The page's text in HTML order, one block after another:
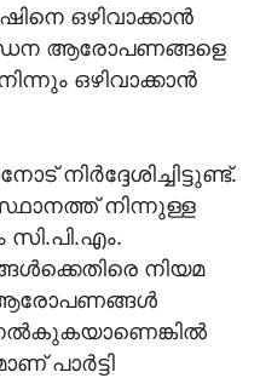
ഒഴിവാക്കാന്‍
ആരോപണങ്ങളെ
ഒഴിവാക്കാന്‍
നിര്‍ദ്ദേശിച്ചിട്ടുണ്ട്.
നിന്നുള്ള
സി.പി.എം.
നിയമ
ആരോപണങ്ങള്‍
നല്‍കുകയാണെങ്കില്‍
പാര്‍ട്ടി